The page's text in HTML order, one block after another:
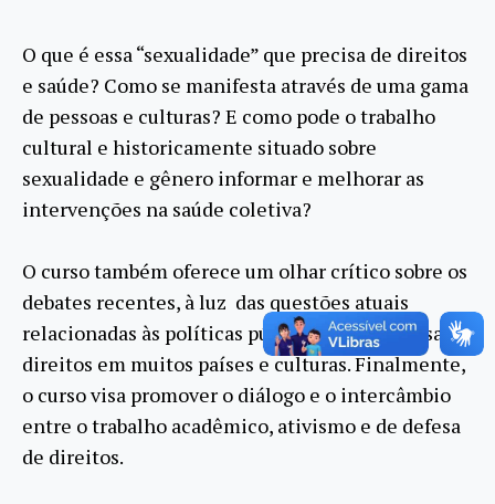
O que é essa “sexualidade” que precisa de direitos
e saúde? Como se manifesta através de uma gama
de pessoas e culturas? E como pode o trabalho
cultural e historicamente situado sobre
sexualidade e gênero informar e melhorar as
intervenções na saúde coletiva?
O curso também oferece um olhar crítico sobre os
debates recentes, à luz das questões atuais
relacionadas às políticas públicas e pela defesa de
direitos em muitos países e culturas. Finalmente,
o curso visa promover o diálogo e o intercâmbio
entre o trabalho acadêmico, ativismo e de defesa
de direitos.